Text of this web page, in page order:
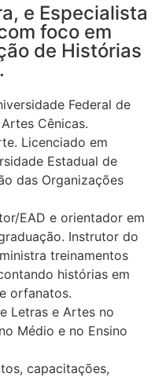
e Especialista
foco em
de Histórias
Federal de
Cênicas.
Licenciado em
Estadual de
das Organizações
EAD e orientador em
Instrutor do
treinamentos
histórias em
orfanatos.
Letras e Artes no
Médio e no Ensino
capacitações,